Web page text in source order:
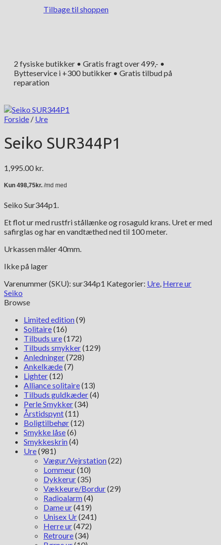
Tilbage til shoppen
2 fysiske butikker • Gratis fragt over 499,- •
Bytteservice i +300 butikker • Gratis tilbud på
reparation
Forside / Ure
Seiko SUR344P1
1,995.00 kr.
Seiko Sur344p1.
Et flot ur med rustfri stållænke og rosaguld krans. Uret er med
safirglas og har en vandtæthed ned til 100 meter.
Urkassen måler 40mm.
Ikke på lager
Varenummer (SKU): sur344p1 Kategorier: Ure, Herre ur
Seiko
Browse
Limited edition(9)
Solitaire(16)
Tilbuds ure(172)
Tilbuds smykker(129)
Anledninger(728)
Ankelkæde(7)
Lighter(12)
Alliance solitaire(13)
Tilbuds guldkæder(4)
Perle Smykker(34)
Årstidspynt(11)
Boligtilbehør(12)
Smykke låse(6)
Smykkeskrin(4)
Ure(981)
Vægur/Vejrstation(22)
Lommeur(10)
Dykkerur(35)
Vækkeure/Bordur(29)
Radioalarm(4)
Dame ur(419)
Unisex Ur(241)
Herre ur(472)
Retroure(34)